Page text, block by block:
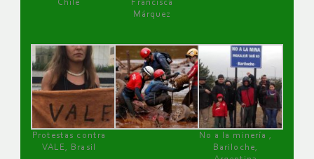
Chile
Francisca
Márquez
Protestas contra
VALE, Brasil
No a la minería ,
Bariloche,